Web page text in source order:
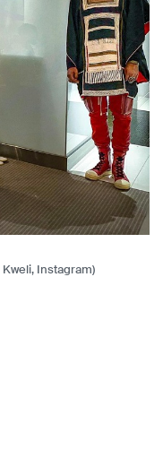
Kweli, Instagram)